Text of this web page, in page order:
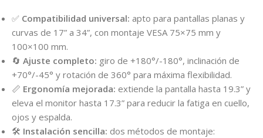
✅ Compatibilidad universal: apto para pantallas planas y
curvas de 17” a 34”, con montaje VESA 75×75 mm y
100×100 mm.
🔄 Ajuste completo: giro de +180°/-180°, inclinación de
+70°/-45° y rotación de 360° para máxima flexibilidad.
📏 Ergonomía mejorada: extiende la pantalla hasta 19.3” y
eleva el monitor hasta 17.3” para reducir la fatiga en cuello,
ojos y espalda.
🛠️ Instalación sencilla: dos métodos de montaje: